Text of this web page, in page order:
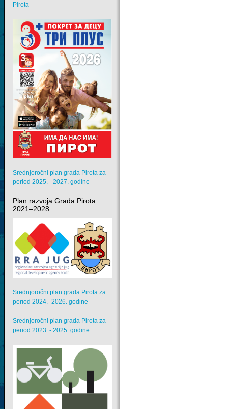
Pirota
Srednjoročni plan grada Pirota za
period 2025. - 2027. godine
Plan razvoja Grada Pirota
2021–2028.
Srednjoročni plan grada Pirota za
period 2024.- 2026. godine
Srednjoročni plan grada Pirota za
period 2023. - 2025. godine